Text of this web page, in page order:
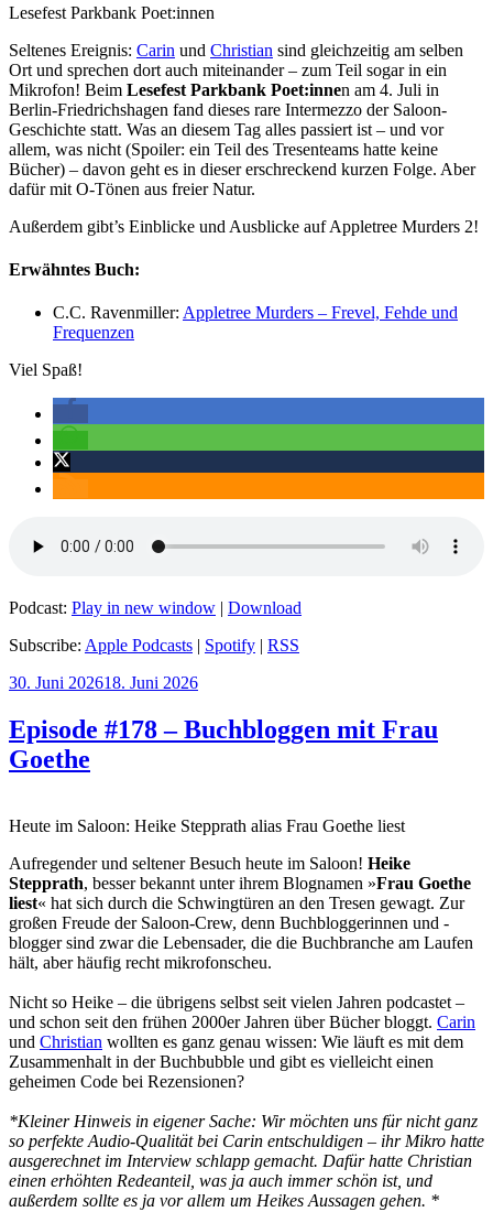
Lesefest Parkbank Poet:innen
Seltenes Ereignis: Carin und Christian sind gleichzeitig am selben
Ort und sprechen dort auch miteinander – zum Teil sogar in ein
Mikrofon! Beim Lesefest Parkbank Poet:innen am 4. Juli in
Berlin-Friedrichshagen fand dieses rare Intermezzo der Saloon-
Geschichte statt. Was an diesem Tag alles passiert ist – und vor
allem, was nicht (Spoiler: ein Teil des Tresenteams hatte keine
Bücher) – davon geht es in dieser erschreckend kurzen Folge. Aber
dafür mit O-Tönen aus freier Natur.
Außerdem gibt’s Einblicke und Ausblicke auf Appletree Murders 2!
Erwähntes Buch:
C.C. Ravenmiller: Appletree Murders – Frevel, Fehde und
Frequenzen
Viel Spaß!
Podcast: Play in new window | Download
Subscribe: Apple Podcasts | Spotify | RSS
Veröffentlicht
30. Juni 202618. Juni 2026
Episode #178 – Buchbloggen mit Frau
Goethe
Heute im Saloon: Heike Stepprath alias Frau Goethe liest
Aufregender und seltener Besuch heute im Saloon! Heike
Stepprath, besser bekannt unter ihrem Blognamen »Frau Goethe
liest« hat sich durch die Schwingtüren an den Tresen gewagt. Zur
großen Freude der Saloon-Crew, denn Buchbloggerinnen und -
blogger sind zwar die Lebensader, die die Buchbranche am Laufen
hält, aber häufig recht mikrofonscheu.
Nicht so Heike – die übrigens selbst seit vielen Jahren podcastet –
und schon seit den frühen 2000er Jahren über Bücher bloggt. Carin
und Christian wollten es ganz genau wissen: Wie läuft es mit dem
Zusammenhalt in der Buchbubble und gibt es vielleicht einen
geheimen Code bei Rezensionen?
*Kleiner Hinweis in eigener Sache: Wir möchten uns für nicht ganz
so perfekte Audio-Qualität bei Carin entschuldigen – ihr Mikro hatte
ausgerechnet im Interview schlapp gemacht. Dafür hatte Christian
einen erhöhten Redeanteil, was ja auch immer schön ist, und
außerdem sollte es ja vor allem um Heikes Aussagen gehen. *